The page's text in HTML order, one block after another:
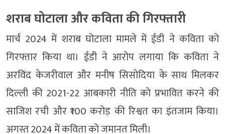
शराब घोटाला और कविता की गिरफ्तारी
मार्च 2024 में शराब घोटाला मामले में ईडी ने कविता को
गिरफ्तार किया था। ईडी ने आरोप लगाया कि कविता ने
अरविंद केजरीवाल और मनीष सिसोदिया के साथ मिलकर
दिल्ली की 2021-22 आबकारी नीति को प्रभावित करने की
साजिश रची और ₹100 करोड़ की रिश्वत का इंतजाम किया।
अगस्त 2024 में कविता को जमानत मिली।